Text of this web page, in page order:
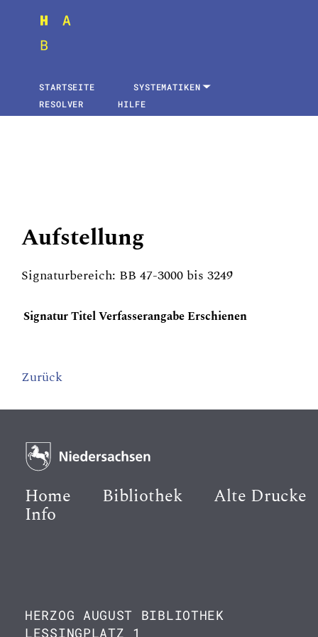
STARTSEITE
SYSTEMATIKEN
RESOLVER
HILFE
Aufstellung
Signaturbereich: BB 47-3000 bis 3249
SignaturTitelVerfasserangabeErschienen
Zurück
Home Bibliothek Alte Drucke
Info
HERZOG AUGUST BIBLIOTHEK
LESSINGPLATZ 1